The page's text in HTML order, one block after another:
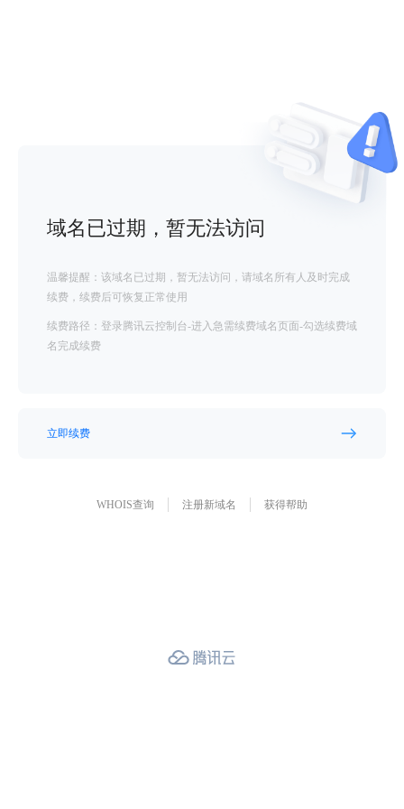
域名已过期，暂无法访问
温馨提醒：该域名已过期，暂无法访问，请域名所有人及时完成
续费，续费后可恢复正常使用
续费路径：登录腾讯云控制台-进入急需续费域名页面-勾选续费域
名完成续费
立即续费
WHOIS查询 注册新域名 获得帮助